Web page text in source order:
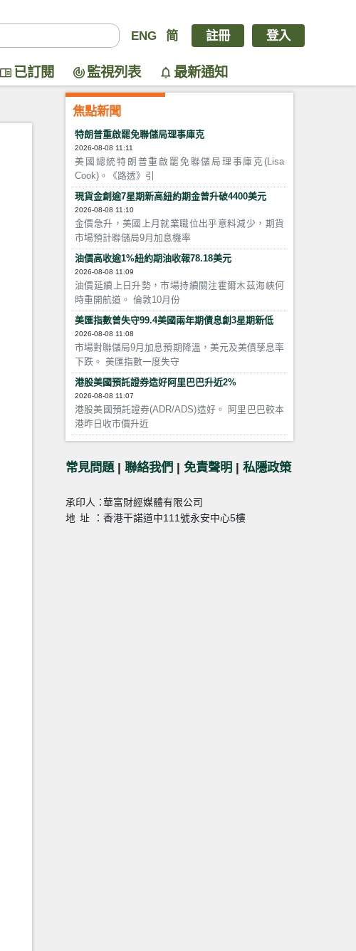
ENG 简 註冊 登入
已訂閱 監視列表 最新通知
焦點新聞
特朗普重啟罷免聯儲局理事庫克
2026-08-08 11:11
美國總統特朗普重啟罷免聯儲局理事庫克(Lisa
Cook)。《路透》引
現貨金創逾7星期新高紐約期金曾升破4400美元
2026-08-08 11:10
金價急升，美國上月就業職位出乎意料減少，期貨
市場預計聯儲局9月加息機率
油價高收逾1%紐約期油收報78.18美元
2026-08-08 11:09
油價延續上日升勢，市場持續關注霍爾木茲海峽何
時重開航道。 倫敦10月份
美匯指數曾失守99.4美國兩年期債息創3星期新低
2026-08-08 11:08
市場對聯儲局9月加息預期降溫，美元及美債孳息率
下跌。 美匯指數一度失守
港股美國預託證券造好阿里巴巴升近2%
2026-08-08 11:07
港股美國預託證券(ADR/ADS)造好。 阿里巴巴較本
港昨日收市價升近
常見問題 | 聯絡我們 | 免責聲明 | 私隱政策
承印人：華富財經媒體有限公司
地址：香港干諾道中111號永安中心5樓